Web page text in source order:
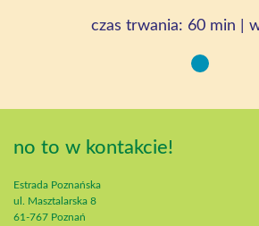
czas trwania: 60 min |
no to w kontakcie!
Estrada Poznańska
ul. Masztalarska 8
61-767 Poznań